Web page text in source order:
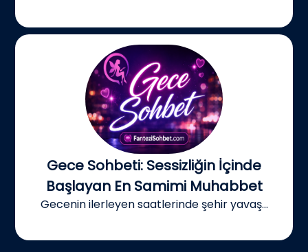
Gece Sohbeti: Sessizliğin İçinde
Başlayan En Samimi Muhabbet
Gecenin ilerleyen saatlerinde şehir yavaş...